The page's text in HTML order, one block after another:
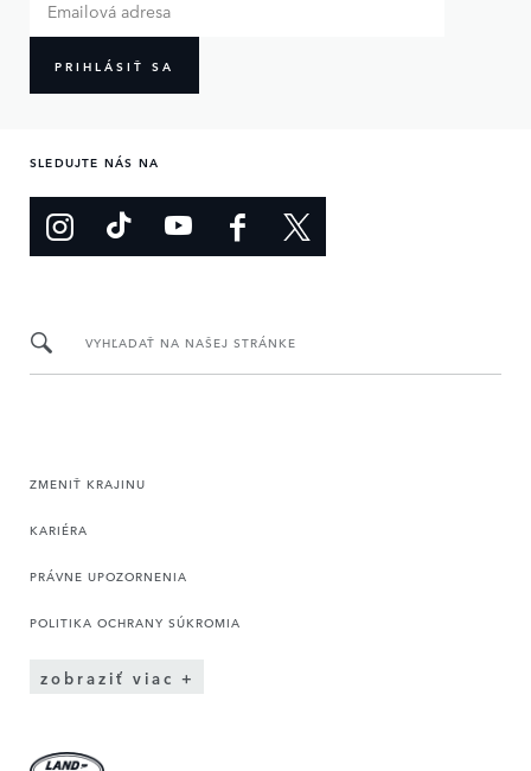
PRIHLÁSIŤ SA
SLEDUJTE NÁS NA
VYHĽADAŤ NA NAŠEJ STRÁNKE
ZMENIŤ KRAJINU
KARIÉRA
PRÁVNE UPOZORNENIA
POLITIKA OCHRANY SÚKROMIA
zobraziť viac